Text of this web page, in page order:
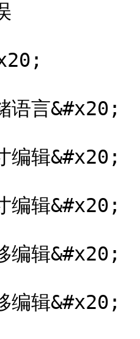
语言&#x20;
编辑&#x20;
编辑&#x20;
编辑&#x20;
编辑&#x20;